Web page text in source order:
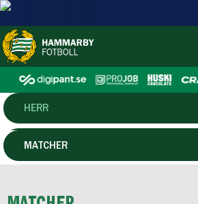
HERR
DAM
MATCHER